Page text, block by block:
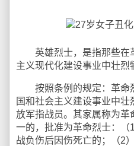
英雄烈士，是指那些在
主义现代化建设事业中壮烈
按照条例的规定：革命
国和社会主义建设事业中
放军指战员。其家属称为革
一的，批准为革命烈士：（
战负伤后因伤死亡的；（2